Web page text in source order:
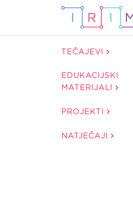
TEČAJEVI
EDUKACIJSKI
MATERIJALI
PROJEKTI
NATJEČAJI